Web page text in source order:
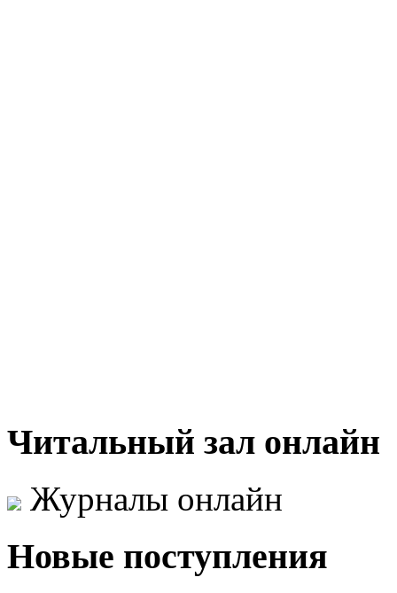
Читальный зал онлайн
Журналы онлайн
Новые поступления